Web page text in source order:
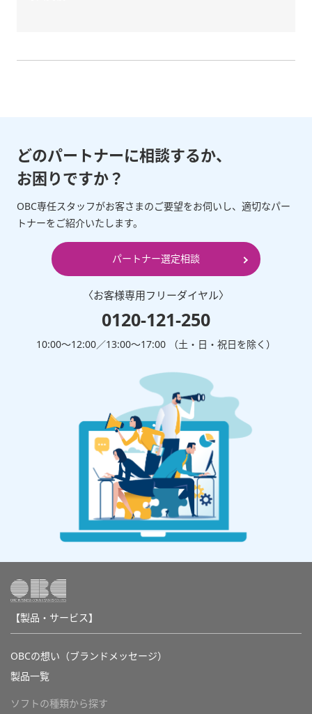
どのパートナーに相談するか、
お困りですか？
OBC専任スタッフがお客さまのご要望をお伺いし、適切なパー
トナーをご紹介いたします。
パートナー選定相談
〈お客様専⽤フリーダイヤル〉
0120-121-250
10:00～12:00∕13:00～17:00 （⼟・⽇・祝⽇を除く）
【製品・サービス】
OBCの想い（ブランドメッセージ）
製品一覧
ソフトの種類から探す